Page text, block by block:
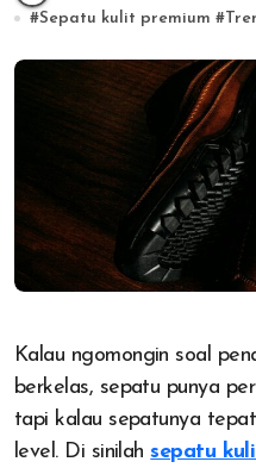
#Sepatu kulit premium #
Kalau ngomongin soal penampilan yang rapi dan
berkelas, sepatu punya
tapi kalau sepatunya
level. Di sinilahsepatu